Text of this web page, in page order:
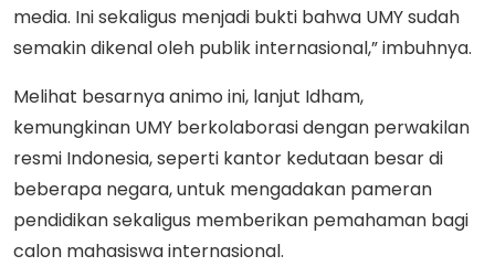
media. Ini sekaligus menjadi bukti bahwa UMY sudah
semakin dikenal oleh publik internasional,” imbuhnya.
Melihat besarnya animo ini, lanjut Idham,
kemungkinan UMY berkolaborasi dengan perwakilan
resmi Indonesia, seperti kantor kedutaan besar di
beberapa negara, untuk mengadakan pameran
pendidikan sekaligus memberikan pemahaman bagi
calon mahasiswa internasional.